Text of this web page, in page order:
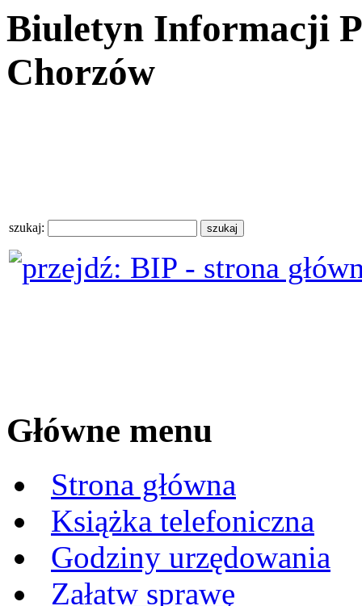
Biuletyn Informacji
Chorzów
szukaj:
Główne menu
Strona główna
Książka telefoniczna
Godziny urzędowania
Załatw sprawę